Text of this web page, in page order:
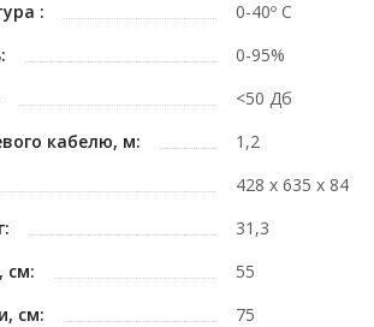
:
0-40º C
0-95%
<50 Дб
кабелю, м:
1,2
428 х 635 х 84
31,3
см:
55
см:
75